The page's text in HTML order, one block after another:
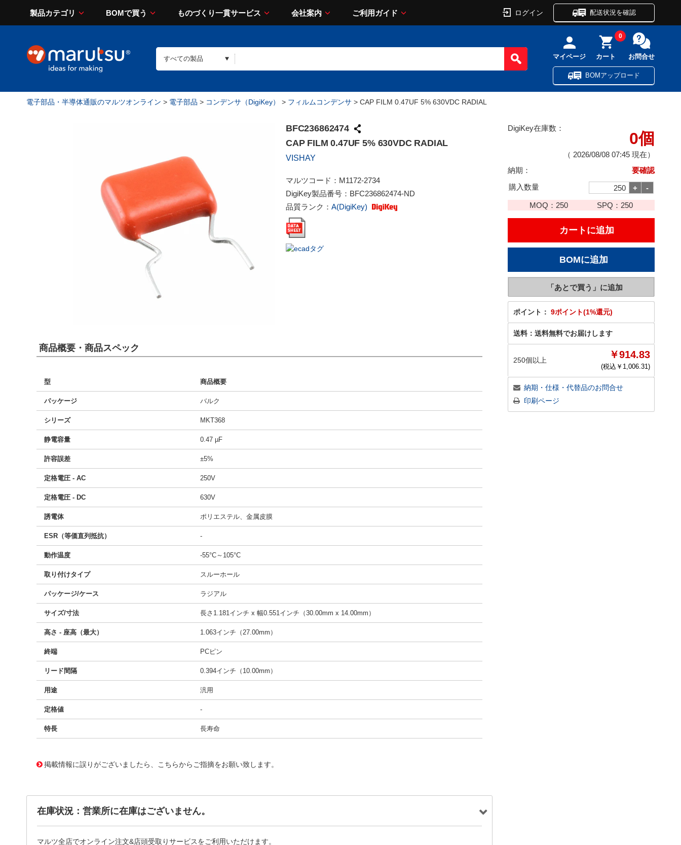
製品カテゴリ BOMで買う ものづくり一貫サービス 会社案内 ご利用ガイド ログイン 配送状況を確認
マイページ カート
0
お問合せ
BOMアップロード
電子部品・半導体通販のマルツオンライン > 電子部品 > コンデンサ（DigiKey） > フィルムコンデンサ > CAP FILM 0.47UF 5% 630VDC RADIAL
BFC236862474
CAP FILM 0.47UF 5% 630VDC RADIAL
VISHAY
マルツコード： M1172-2734
DigiKey製品番号： BFC236862474-ND
品質ランク： A(DigiKey)
DigiKey在庫数：
0個
（ 2026/08/08 07:45 現在）
納期：
要確認
購入数量
MOQ： 250 SPQ： 250
ポイント： 9ポイント(1%還元)
送料： 送料無料でお届けします
250個以上 ￥914.83
(税込￥ 1,006.31)
納期・仕様・代替品のお問合せ
印刷ページ
商品概要・商品スペック
型 商品概要
パッケージ バルク
シリーズ MKT368
静電容量 0.47 µF
許容誤差 ±5%
定格電圧 - AC 250V
定格電圧 - DC 630V
誘電体 ポリエステル、金属皮膜
ESR（等価直列抵抗） -
動作温度 -55°C～105°C
取り付けタイプ スルーホール
パッケージ/ケース ラジアル
サイズ/寸法 長さ1.181インチ x 幅0.551インチ（30.00mm x 14.00mm）
高さ - 座高（最大） 1.063インチ（27.00mm）
終端 PCピン
リード間隔 0.394インチ（10.00mm）
用途 汎用
定格値 -
特長 長寿命
掲載情報に誤りがございましたら、こちらからご指摘をお願い致します。
在庫状況：営業所に在庫はございません。
マルツ全店でオンライン注文&店頭受取りサービスをご利用いただけます。